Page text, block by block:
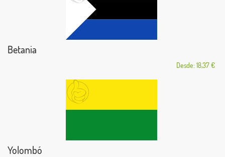
Betania
Desde: 18,37 €
Yolombó